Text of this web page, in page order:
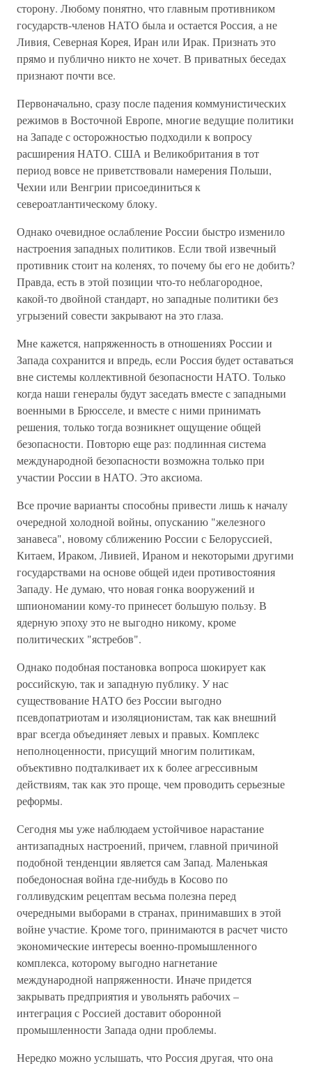
сторону. Любому понятно, что главным противником
государств-членов НАТО была и остается Россия, а не
Ливия, Северная Корея, Иран или Ирак. Признать это
прямо и публично никто не хочет. В приватных беседах
признают почти все.
Первоначально, сразу после падения коммунистических
режимов в Восточной Европе, многие ведущие политики
на Западе с осторожностью подходили к вопросу
расширения НАТО. США и Великобритания в тот
период вовсе не приветствовали намерения Польши,
Чехии или Венгрии присоединиться к
североатлантическому блоку.
Однако очевидное ослабление России быстро изменило
настроения западных политиков. Если твой извечный
противник стоит на коленях, то почему бы его не добить?
Правда, есть в этой позиции что-то неблагородное,
какой-то двойной стандарт, но западные политики без
угрызений совести закрывают на это глаза.
Мне кажется, напряженность в отношениях России и
Запада сохранится и впредь, если Россия будет оставаться
вне системы коллективной безопасности НАТО. Только
когда наши генералы будут заседать вместе с западными
военными в Брюсселе, и вместе с ними принимать
решения, только тогда возникнет ощущение общей
безопасности. Повторю еще раз: подлинная система
международной безопасности возможна только при
участии России в НАТО. Это аксиома.
Все прочие варианты способны привести лишь к началу
очередной холодной войны, опусканию "железного
занавеса", новому сближению России с Белоруссией,
Китаем, Ираком, Ливией, Ираном и некоторыми другими
государствами на основе общей идеи противостояния
Западу. Не думаю, что новая гонка вооружений и
шпиономании кому-то принесет большую пользу. В
ядерную эпоху это не выгодно никому, кроме
политических "ястребов".
Однако подобная постановка вопроса шокирует как
российскую, так и западную публику. У нас
существование НАТО без России выгодно
псевдопатриотам и изоляционистам, так как внешний
враг всегда объединяет левых и правых. Комплекс
неполноценности, присущий многим политикам,
объективно подталкивает их к более агрессивным
действиям, так как это проще, чем проводить серьезные
реформы.
Сегодня мы уже наблюдаем устойчивое нарастание
антизападных настроений, причем, главной причиной
подобной тенденции является сам Запад. Маленькая
победоносная война где-нибудь в Косово по
голливудским рецептам весьма полезна перед
очередными выборами в странах, принимавших в этой
войне участие. Кроме того, принимаются в расчет чисто
экономические интересы военно-промышленного
комплекса, которому выгодно нагнетание
международной напряженности. Иначе придется
закрывать предприятия и увольнять рабочих –
интеграция с Россией доставит оборонной
промышленности Запада одни проблемы.
Нередко можно услышать, что Россия другая, что она